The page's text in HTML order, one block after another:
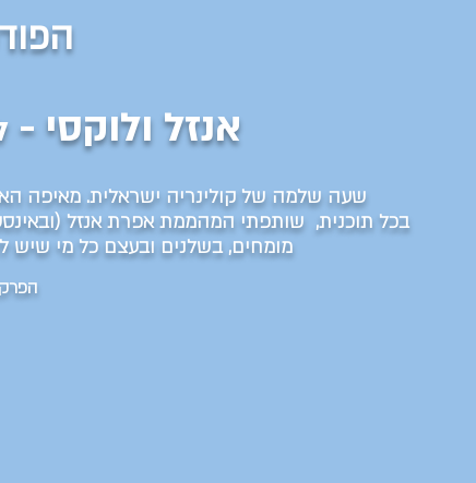
אנזל ולוקסי -
שעה שלמה של קולינריה ישראלית. מאיפה
בכל תוכנית, שותפתי המהממתאפרת אנזל (
מומחים, בשלנים ובעצם כל מי שיש